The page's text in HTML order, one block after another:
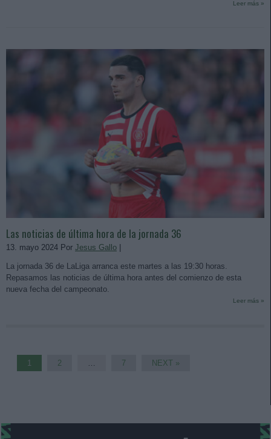
Leer más »
Las noticias de última hora de la jornada 36
13. mayo 2024 Por Jesus Gallo
La jornada 36 de LaLiga arranca este martes a las 19:30 horas.
Repasamos las noticias de última hora antes del comienzo de esta
nueva fecha del campeonato.
Leer más »
1 2 7 NEXT »